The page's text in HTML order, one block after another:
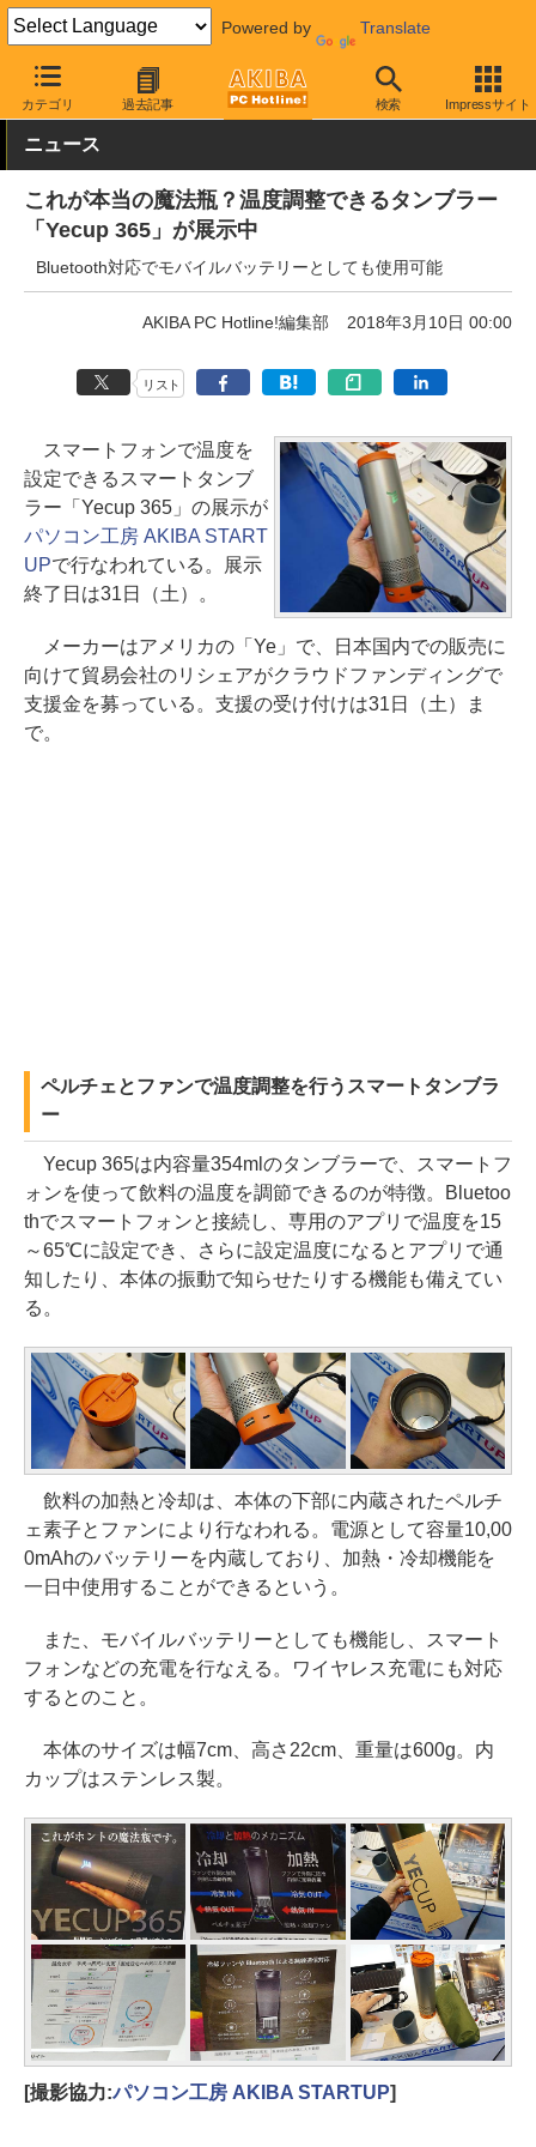
Powered by Translate
カテゴリ 過去記事 検索 Impressサイト
AKIBA PC Hotline! モバイル モバイル機器その他 その他
ニュース
これが本当の魔法瓶？温度調整できるタンブラー
「Yecup 365」が展示中
Bluetooth対応でモバイルバッテリーとしても使用可能
AKIBA PC Hotline!編集部 2018年3月10日 00:00
リスト
スマートフォンで温度を
設定できるスマートタンブ
ラー「Yecup 365」の展示が
パソコン工房 AKIBA START
UPで行なわれている。展示
終了日は31日（土）。
メーカーはアメリカの「Ye」で、日本国内での販売に
向けて貿易会社のリシェアがクラウドファンディングで
支援金を募っている。支援の受け付けは31日（土）ま
で。
ペルチェとファンで温度調整を行うスマートタンブラ
ー
Yecup 365は内容量354mlのタンブラーで、スマートフ
ォンを使って飲料の温度を調節できるのが特徴。Bluetoo
thでスマートフォンと接続し、専用のアプリで温度を15
～65℃に設定でき、さらに設定温度になるとアプリで通
知したり、本体の振動で知らせたりする機能も備えてい
る。
飲料の加熱と冷却は、本体の下部に内蔵されたペルチ
ェ素子とファンにより行なわれる。電源として容量10,00
0mAhのバッテリーを内蔵しており、加熱・冷却機能を
一日中使用することができるという。
また、モバイルバッテリーとしても機能し、スマート
フォンなどの充電を行なえる。ワイヤレス充電にも対応
するとのこと。
本体のサイズは幅7cm、高さ22cm、重量は600g。内
カップはステンレス製。
[撮影協力:パソコン工房 AKIBA STARTUP]